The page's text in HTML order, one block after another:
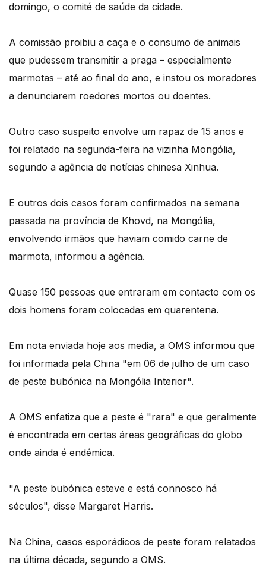
domingo, o comité de saúde da cidade.
A comissão proibiu a caça e o consumo de animais
que pudessem transmitir a praga – especialmente
marmotas – até ao final do ano, e instou os moradores
a denunciarem roedores mortos ou doentes.
Outro caso suspeito envolve um rapaz de 15 anos e
foi relatado na segunda-feira na vizinha Mongólia,
segundo a agência de notícias chinesa Xinhua.
E outros dois casos foram confirmados na semana
passada na província de Khovd, na Mongólia,
envolvendo irmãos que haviam comido carne de
marmota, informou a agência.
Quase 150 pessoas que entraram em contacto com os
dois homens foram colocadas em quarentena.
Em nota enviada hoje aos media, a OMS informou que
foi informada pela China "em 06 de julho de um caso
de peste bubónica na Mongólia Interior".
A OMS enfatiza que a peste é "rara" e que geralmente
é encontrada em certas áreas geográficas do globo
onde ainda é endémica.
"A peste bubónica esteve e está connosco há
séculos", disse Margaret Harris.
Na China, casos esporádicos de peste foram relatados
na última década, segundo a OMS.